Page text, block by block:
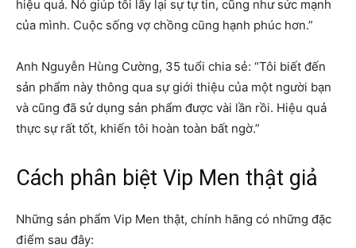
hiệu quả. Nó giúp tôi lấy lại sự tự tin, cũng như sức mạnh
của mình. Cuộc sống vợ chồng cũng hạnh phúc hơn.”
Anh Nguyễn Hùng Cường, 35 tuổi chia sẻ: “Tôi biết đến
sản phẩm này thông qua sự giới thiệu của một người bạn
và cũng đã sử dụng sản phẩm được vài lần rồi. Hiệu quả
thực sự rất tốt, khiến tôi hoàn toàn bất ngờ.”
Cách phân biệt Vip Men thật giả
Những sản phẩm Vip Men thật, chính hãng có những đặc
điểm sau đây: